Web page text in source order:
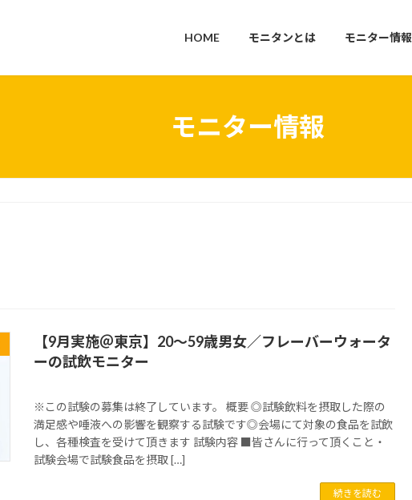
HOME モニタンとは モニター情報
モニター情報
【9月実施＠東京】20～59歳男女／フレーバーウォータ
ーの試飲モニター
※この試験の募集は終了しています。 概要 ◎試験飲料を摂取した際の
満足感や唾液への影響を観察する試験です◎会場にて対象の食品を試飲
し、各種検査を受けて頂きます 試験内容 ■皆さんに行って頂くこと・
試験会場で試験食品を摂取 […]
続きを読む